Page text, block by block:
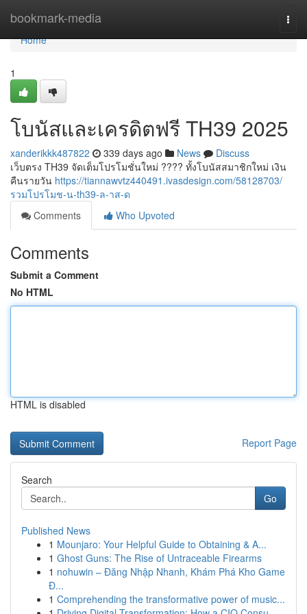
bookmark-media
Home
Home
1
โบนัสและเครดิตฟรี TH39 2025
xanderikkk487822 339 days ago News
Discuss
เว็บตรง TH39 จัดเต็มโปรโมชั่นใหม่ ???? ทั้งโบนัสสมาชิกใหม่ เงิน
คืนรายวัน https://tiannawvtz440491.ivasdesign.com/58128703/
รวมโปรโมช-น-th39-ล-าส-ด
Comments
Who Upvoted
Comments
Submit a Comment
No HTML
HTML is disabled
Report Page
Search
Go
Published News
1 Mounjaro: Your Helpful Guide to Obtaining & A...
1 Ghost Guns: The Rise of Untraceable Firearms
1 nohuwin – Đăng Nhập Nhanh, Khám Phá Kho Game
Đ...
1 Comprehending the transformative power of music...